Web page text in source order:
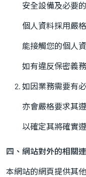
安全設備及必要
個人資料採用嚴
能接觸您的個人
如有違反保密義
如因業務需要有
亦會嚴格要求其
以確定其將確實
四、網站對外的相關
本網站的網頁提供其